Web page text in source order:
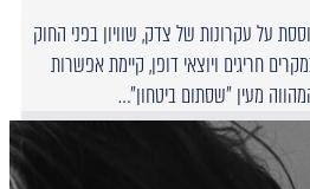
על עקרונות של צדק, שוויון בפני החוק
חריגים ויוצאי דופן, קיימת אפשרות
מעין "שסתום ביטחון"…